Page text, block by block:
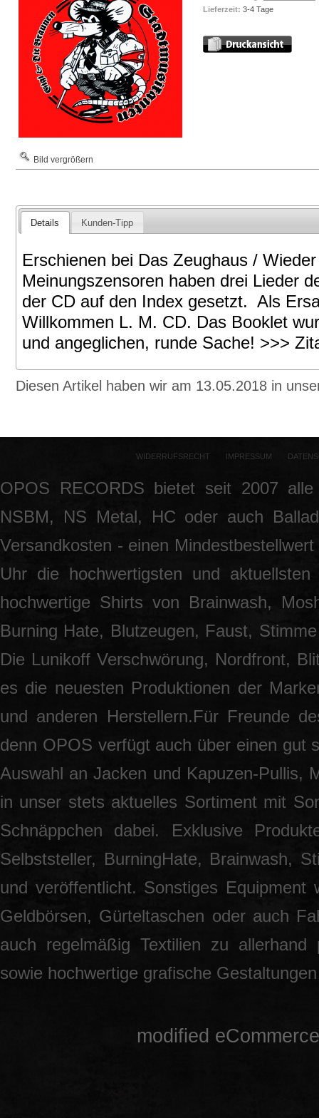
Bild vergrößern
Lieferzeit: 3-4 Tage
Details Kunden-Tipp
Erschienen bei Das Zeughaus /
Meinungszensoren haben drei Lieder
der CD auf den Index gesetzt. Als
Willkommen L. M. CD. Das Booklet
und angeglichen, runde Sache! >>>
Diesen Artikel haben wir am 13.05.2018 in
WIDERRUFSRECHT IMPRESSUM
OPOS RECORDS bietet seit 2007
NSBM, NS Metal, HC oder auch
Versandkosten - einen
Uhr die hochwertigsten und
hochwertige Shirts von Brainwash,
Burning Hate, Blutzeugen, Faust,
Die Lunikoff Verschwörung, Nordfront,
es die neuesten Produktionen der
und anderen Herstellern.Für Freunde
denn OPOS verfügt auch über einen gut
Auswahl an Jacken und Kapuzen-Pullis,
in unser stets aktuelles Sortiment mit
Schnäppchen dabei. Exklusive
Selbststeller, BurningHate, Brainwash,
und veröffentlicht. Sonstiges Equipment
Geldbörsen, Gürteltaschen oder auch
auch regelmäßig Textilien zu allerhand
sowie hochwertige grafische
mod ified